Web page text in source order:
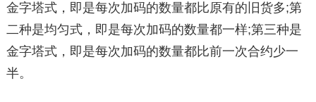
金字塔式，即是每次加码的数量都比原有的旧货多;第
二种是均匀式，即是每次加码的数量都一样;第三种是
金字塔式，即是每次加码的数量都比前一次合约少一
半。